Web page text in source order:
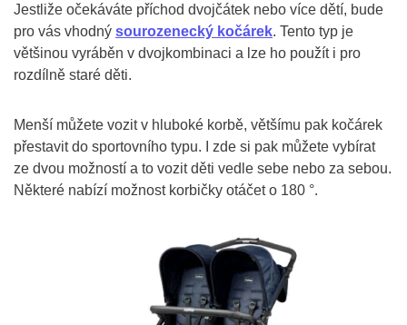
Jestliže očekáváte příchod dvojčátek nebo více dětí, bude
pro vás vhodný sourozenecký kočárek. Tento typ je
většinou vyráběn v dvojkombinaci a lze ho použít i pro
rozdílně staré děti.
Menší můžete vozit v hluboké korbě, většímu pak kočárek
přestavit do sportovního typu. I zde si pak můžete vybírat
ze dvou možností a to vozit děti vedle sebe nebo za sebou.
Některé nabízí možnost korbičky otáčet o 180 °.